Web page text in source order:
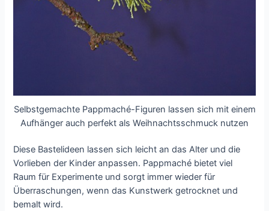
Selbstgemachte Pappmaché-Figuren lassen sich mit einem
Aufhänger auch perfekt als Weihnachtsschmuck nutzen
Diese Bastelideen lassen sich leicht an das Alter und die
Vorlieben der Kinder anpassen. Pappmaché bietet viel
Raum für Experimente und sorgt immer wieder für
Überraschungen, wenn das Kunstwerk getrocknet und
bemalt wird.